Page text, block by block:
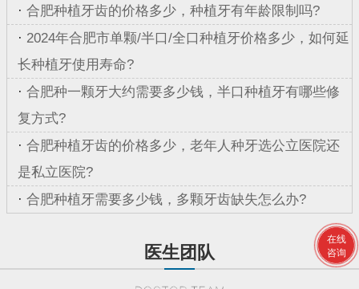
· 合肥种植牙齿的价格多少，种植牙有年龄限制吗?
· 2024年合肥市单颗/半口/全口种植牙价格多少，如何延
长种植牙使用寿命?
· 合肥种一颗牙大约需要多少钱，半口种植牙有哪些修
复方式?
· 合肥种植牙齿的价格多少，老年人种牙选公立医院还
是私立医院?
· 合肥种植牙需要多少钱，多颗牙齿缺失怎么办?
医生团队
在线
咨询